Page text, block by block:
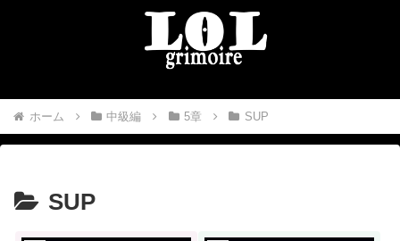
ホーム 中級編 5章 SUP
SUP